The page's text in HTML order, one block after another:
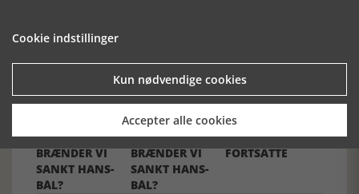
SE RELATEREDE ARTIKLER
HVORFOR
BRÆNDER VI
SANKT HANS-
BÅL?
HVORFOR
BRÆNDER VI
SANKT HANS-
BÅL?
HEKSETROEN
FORTSATTE
Cookie indstillinger
Kun nødvendige cookies
Accepter alle cookies